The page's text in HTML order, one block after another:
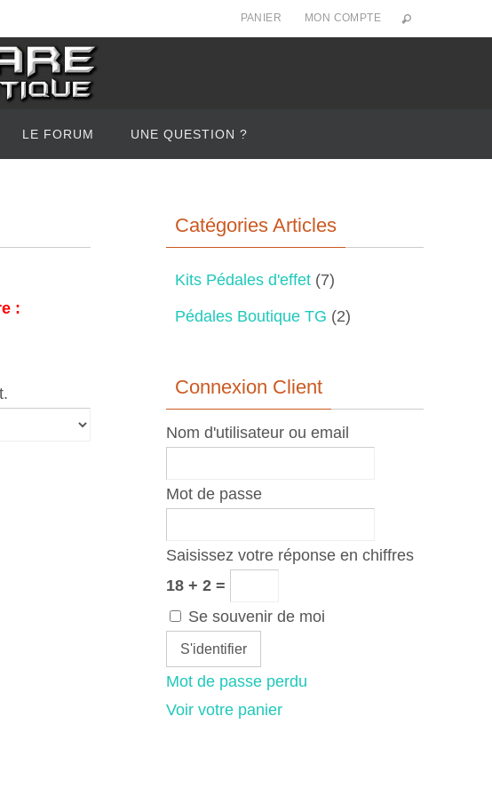
PANIER MON COMPTE
LE FORUM UNE QUESTION ?
:
Catégories Articles
Kits Pédales d'effet (7)
Pédales Boutique TG (2)
Connexion Client
Nom d'utilisateur ou email
Mot de passe
Saisissez votre réponse en chiffres
18 + 2 =
Se souvenir de moi
Mot de passe perdu
Voir votre panier